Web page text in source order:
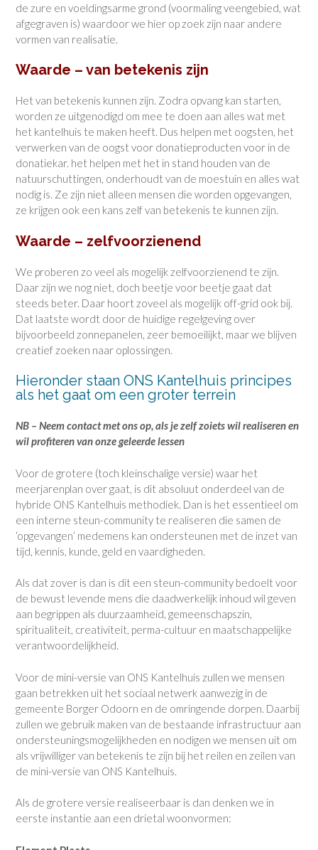
de zure en voeldingsarme grond (voormaling veengebied, wat
afgegraven is) waardoor we hier op zoek zijn naar andere
vormen van realisatie.
Waarde – van betekenis zijn
Het van betekenis kunnen zijn. Zodra opvang kan starten,
worden ze uitgenodigd om mee te doen aan alles wat met
het kantelhuis te maken heeft. Dus helpen met oogsten, het
verwerken van de oogst voor donatieproducten voor in de
donatiekar. het helpen met het in stand houden van de
natuurschuttingen, onderhoudt van de moestuin en alles wat
nodig is. Ze zijn niet alleen mensen die worden opgevangen,
ze krijgen ook een kans zelf van betekenis te kunnen zijn.
Waarde – zelfvoorzienend
We proberen zo veel als mogelijk zelfvoorzienend te zijn.
Daar zijn we nog niet, doch beetje voor beetje gaat dat
steeds beter. Daar hoort zoveel als mogelijk off-grid ook bij.
Dat laatste wordt door de huidige regelgeving over
bijvoorbeeld zonnepanelen, zeer bemoeilijkt, maar we blijven
creatief zoeken naar oplossingen.
Hieronder staan ONS Kantelhuis principes
als het gaat om een groter terrein
NB – Neem contact met ons op, als je zelf zoiets wil realiseren en
wil profiteren van onze geleerde lessen
Voor de grotere (toch kleinschalige versie) waar het
meerjarenplan over gaat, is dit absoluut onderdeel van de
hybride ONS Kantelhuis methodiek. Dan is het essentieel om
een interne steun-community te realiseren die samen de
‘opgevangen’ medemens kan ondersteunen met de inzet van
tijd, kennis, kunde, geld en vaardigheden.
Als dat zover is dan is dit een steun-community bedoelt voor
de bewust levende mens die daadwerkelijk inhoud wil geven
aan begrippen als duurzaamheid, gemeenschapszin,
spiritualiteit, creativiteit, perma-cultuur en maatschappelijke
verantwoordelijkheid.
Voor de mini-versie van ONS Kantelhuis zullen we mensen
gaan betrekken uit het sociaal netwerk aanwezig in de
gemeente Borger Odoorn en de omringende dorpen. Daarbij
zullen we gebruik maken van de bestaande infrastructuur aan
ondersteuningsmogelijkheden en nodigen we mensen uit om
als vrijwilliger van betekenis te zijn bij het reilen en zeilen van
de mini-versie van ONS Kantelhuis.
Als de grotere versie realiseerbaar is dan denken we in
eerste instantie aan een drietal woonvormen: